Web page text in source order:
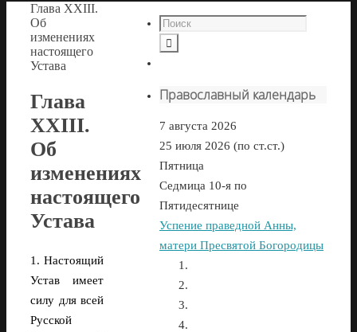
Глава XXIII.
Об
изменениях
настоящего
Устава
Глава
XXIII.
Об
изменениях
настоящего
Устава
1. Настоящий
Устав имеет
силу для всей
Русской
Православный календарь
7 августа 2026
25 июля 2026 (по ст.ст.)
Пятница
Седмица 10-я по
Пятидесятнице
Успение праведной Анны,
матери Пресвятой Богородицы